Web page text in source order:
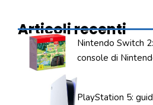
Articoli recenti
Nintendo Switch
console di
PlayStation 5: